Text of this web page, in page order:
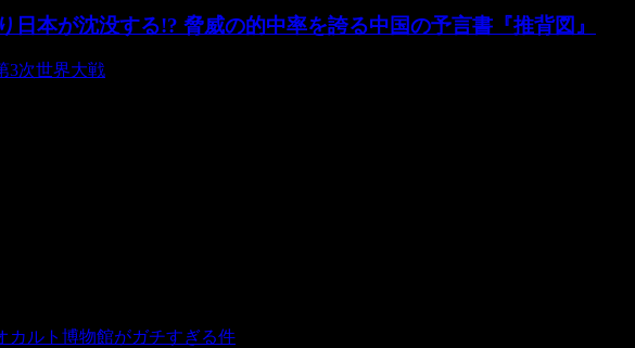
日本が沈没する!? 脅威の的中率を誇る中国の予言書『推背図』
3次世界大戦
カルト博物館がガチすぎる件